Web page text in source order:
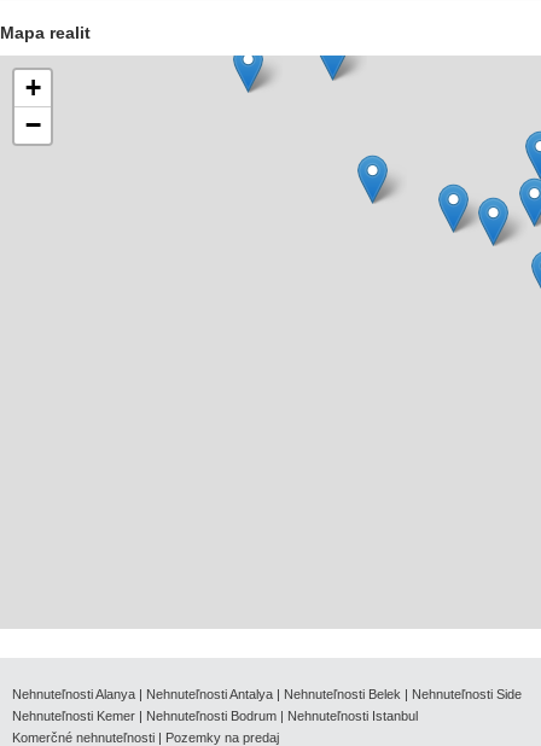
Mapa realit
+
−
Nehnuteľnosti Alanya | Nehnuteľnosti Antalya | Nehnuteľnosti Belek | Nehnuteľnosti Side
Nehnuteľnosti Kemer | Nehnuteľnosti Bodrum | Nehnuteľnosti Istanbul
Komerčné nehnuteľnosti | Pozemky na predaj